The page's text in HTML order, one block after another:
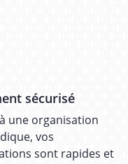
sécurisé
une organisation
vos
sont rapides et